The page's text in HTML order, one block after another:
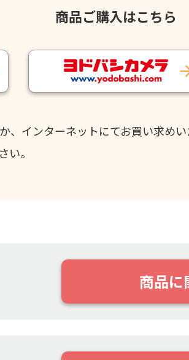
商品ご購入はこちら
、インターネットにてお買い求め
い。
商品に